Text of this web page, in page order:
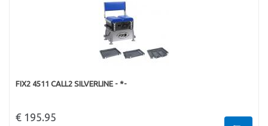
FIX2 4511 CALL2 SILVERLINE - *-
€ 195.95